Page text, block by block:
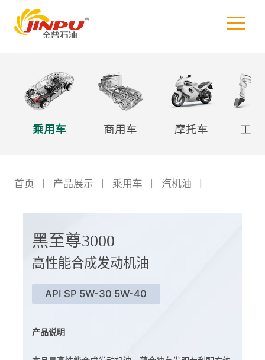
乘用车 商用车 摩托车 工
首页 产品展示 乘用车 汽机油
黑至尊3000
高性能合成发动机油
API SP 5W-30 5W-40
产品说明